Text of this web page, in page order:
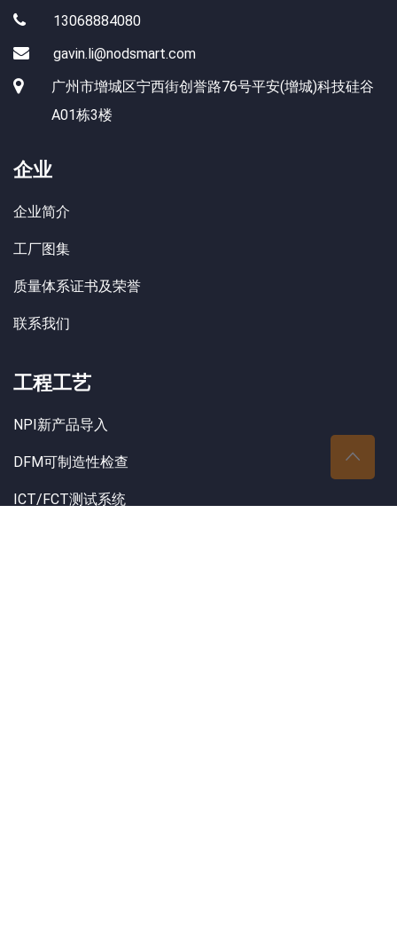
13068884080
gavin.li@nodsmart.com
广州市增城区宁西街创誉路76号平安(增城)科技硅谷
A01栋3楼
企业
企业简介
工厂图集
质量体系证书及荣誉
联系我们
工程工艺
NPI新产品导入
DFM可制造性检查
ICT/FCT测试系统